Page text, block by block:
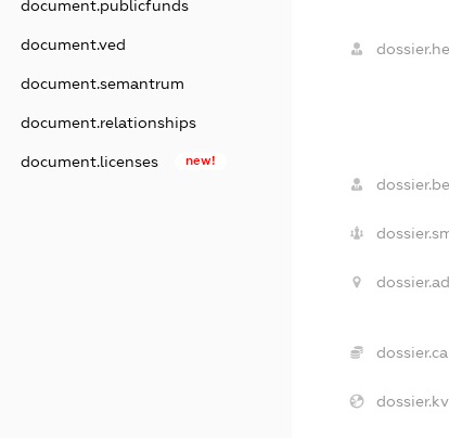
document.publicfunds
document.ved
document.semantrum
document.relationships
document.licenses new!